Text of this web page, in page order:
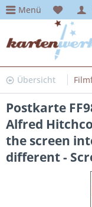
Menü
Übersicht
Postkarte
Alfred
the screen
different -